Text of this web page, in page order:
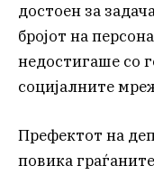
достоен за
бројот на
недостигаше со
социјалните
Префектот на
повика